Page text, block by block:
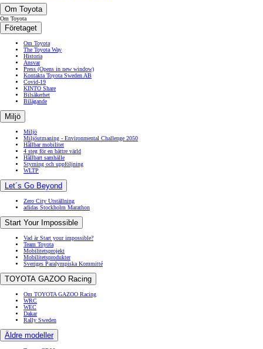
Om Toyota
Om Toyota
Företaget
Om Toyota
The Toyota Way
Historia
Ansvar
Press (Opens in new window)
Kontakta Toyota Sweden AB
Covid-19
KINTO Share
Bilsäkerhet
Bilägande
Miljö
Miljö
Miljöutmaning - Environmental Challenge 2050
Hållbar mobilitet
4 steg för en bättre värld
Hållbart samhälle
Styrning och uppföljning
WLTP
Let´s Go Beyond
Zero City Utställning
adidas Stockholm Marathon
Start Your Impossible
Vad är Start your impossible?
Team Toyota
Mobilitetsprojekt
Mobilitetsprodukter
Sveriges Paralympiska Kommitté
TOYOTA GAZOO Racing
Om TOYOTA GAZOO Racing
WRC
WEC
Dakar
Rally Sweden
Äldre modeller